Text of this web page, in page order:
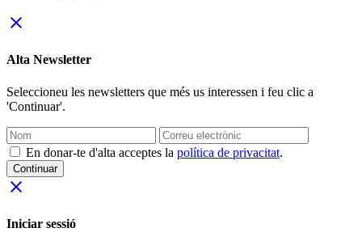
close
Alta Newsletter
Seleccioneu les newsletters que més us interessen i feu clic a
'Continuar'.
En donar-te d'alta acceptes la política de privacitat.
Continuar
close
Iniciar sessió